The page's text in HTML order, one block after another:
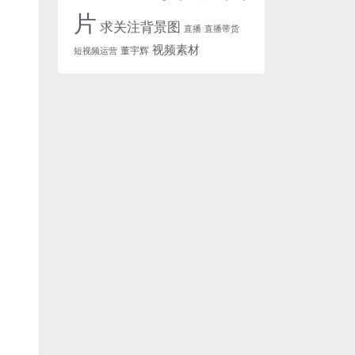
片 求关注背景图 直播 直播带货
短视频运营 董宇辉 视频素材